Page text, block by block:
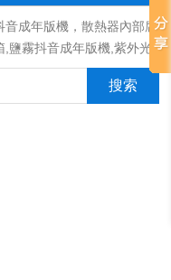
音成年版機，散熱器內部腐
鹽霧抖音成年版機,紫外光
年版箱，沙塵抖音成年版
抖音成年版機